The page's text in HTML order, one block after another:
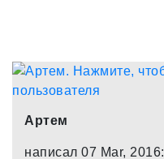
Артем
написал 07 Mar, 2016: